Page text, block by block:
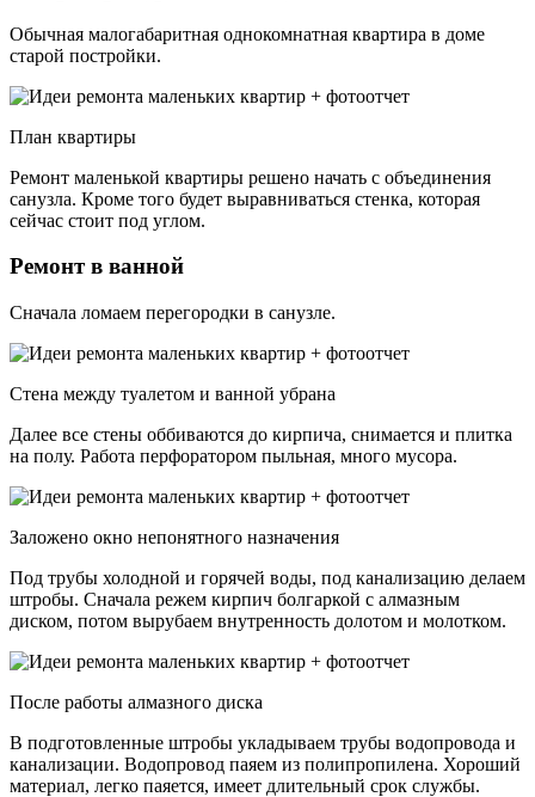
Обычная малогабаритная однокомнатная квартира в доме
старой постройки.
План квартиры
Ремонт маленькой квартиры решено начать с объединения
санузла. Кроме того будет выравниваться стенка, которая
сейчас стоит под углом.
Ремонт в ванной
Сначала ломаем перегородки в санузле.
Стена между туалетом и ванной убрана
Далее все стены оббиваются до кирпича, снимается и плитка
на полу. Работа перфоратором пыльная, много мусора.
Заложено окно непонятного назначения
Под трубы холодной и горячей воды, под канализацию делаем
штробы. Сначала режем кирпич болгаркой с алмазным
диском, потом вырубаем внутренность долотом и молотком.
После работы алмазного диска
В подготовленные штробы укладываем трубы водопровода и
канализации. Водопровод паяем из полипропилена. Хороший
материал, легко паяется, имеет длительный срок службы.